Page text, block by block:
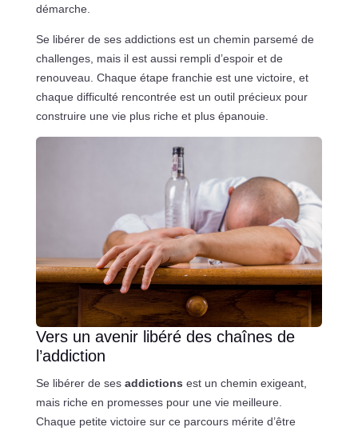
démarche.
Se libérer de ses addictions est un chemin parsemé de
challenges, mais il est aussi rempli d’espoir et de
renouveau. Chaque étape franchie est une victoire, et
chaque difficulté rencontrée est un outil précieux pour
construire une vie plus riche et plus épanouie.
Vers un avenir libéré des chaînes de
l’addiction
Se libérer de ses addictions est un chemin exigeant,
mais riche en promesses pour une vie meilleure.
Chaque petite victoire sur ce parcours mérite d’être